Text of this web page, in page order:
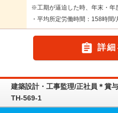
※工期が逼迫した時、年末・年
・平均所定労働時間：158時間/
 詳細
建築設計・工事監理/正社員＊賞
TH-569-1